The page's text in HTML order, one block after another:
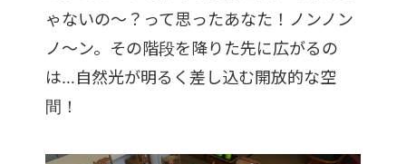
ゃないの～？って思ったあなた！ノンノン
ノ～ン。その階段を降りた先に広がるの
は…自然光が明るく差し込む開放的な空
間！